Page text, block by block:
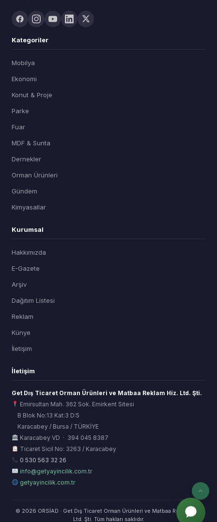
Kategoriler
Mobilya
Ekonomi
Konut & Proje
Parke
Fuar
MDF & Sunta
Dernekler
Orman Ürünleri
Gündem
Kimyasallar
Kurumsal
Hakkımızda
E-Gazete
Arşiv
Dağıtım Listesi
Reklam
Künye
İletişim
İletişim
Get Dış Ticaret Orman Ürünleri ve Matbaa Reklam Hiz. Ltd. Şti.
Emirsultan Mah. 362 Sok. Emirkent Sitesi
B Blok No:13 Kat:3 D:5
Karacabey / Bursa / TÜRKİYE
Karacabey VD · 394 045 8387
Ticaret Sicil No: 3263 / Karacabey
0 530 563 32 26
info@getyayincilik.com.tr
getyayincilik.com.tr
© 2026 ORSİAD · Get Dış Ticaret Orman Ürünleri ve Matbaa Reklam Hiz.
Ltd. Şti. Tüm hakları saklıdır.
ORSİAD AI
Sektörel Hafıza Asistanı